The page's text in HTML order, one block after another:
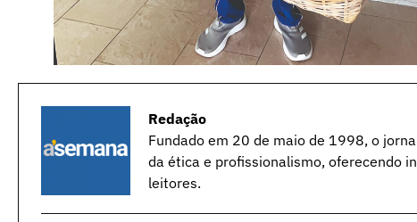
Redação
Fundado em 20 de maio de 1998, o
da ética e profissionalismo, oferecendo
leitores.